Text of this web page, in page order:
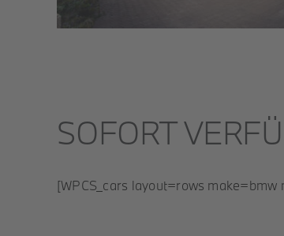
SOFORT
[WPCS_cars layout=rows make=bmw